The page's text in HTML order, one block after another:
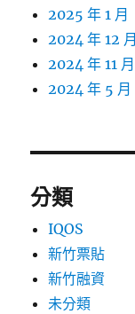
2025 年 1 月
2024 年 12 月
2024 年 11 月
2024 年 5 月
分類
IQOS
新竹票貼
新竹融資
未分類